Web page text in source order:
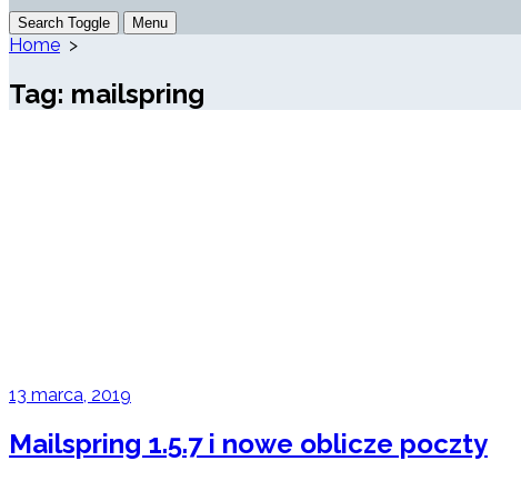
Search Toggle Menu
Home >
Tag: mailspring
13 marca, 2019
Mailspring 1.5.7 i nowe oblicze poczty